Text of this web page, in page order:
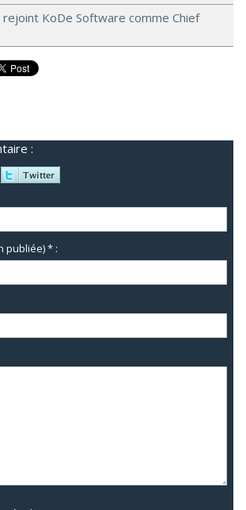
rejoint KoDe Software comme Chief
:
publiée) * :